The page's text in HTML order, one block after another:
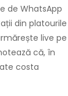
de WhatsApp
din platourile
live pe
că, în
costa